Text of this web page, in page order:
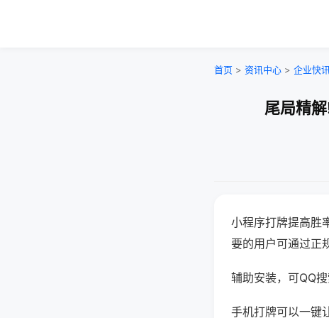
首页 > 资讯中心 > 企业快讯
尾局精
小程序打牌提高胜
要的用户可通过正
辅助安装，可QQ
手机打牌可以一键